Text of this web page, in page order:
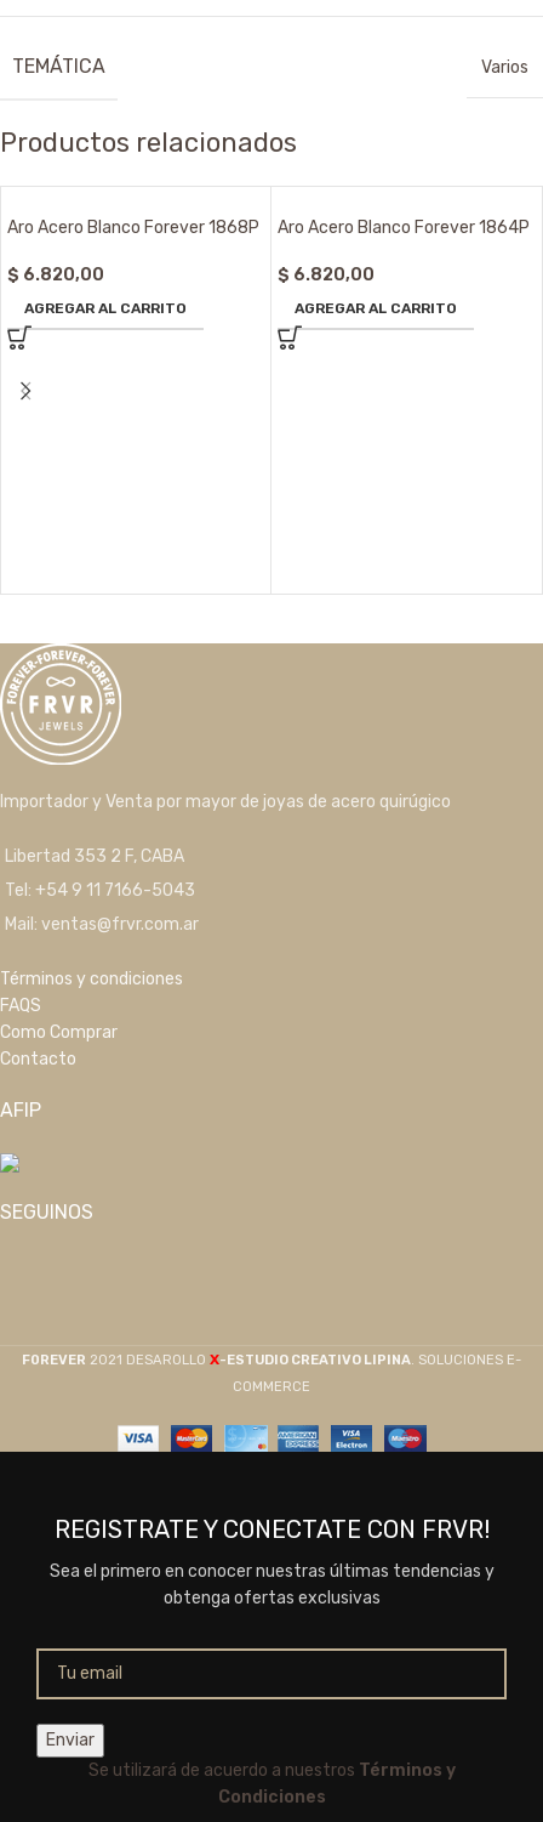
TEMÁTICA Varios
Productos relacionados
Aro Acero Blanco Forever 1868P
$ 6.820,00
AGREGAR AL CARRITO
Aro Acero Blanco Forever 1864P
$ 6.820,00
AGREGAR AL CARRITO
Importador y Venta por mayor de joyas de acero quirúgico
Libertad 353 2 F, CABA
Tel: +54 9 11 7166-5043
Mail: ventas@frvr.com.ar
Términos y condiciones
FAQS
Como Comprar
Contacto
AFIP
SEGUINOS
F0REVER 2021 DESAROLLO X-ESTUDIO CREATIVO LIPINA. SOLUCIONES E-
COMMERCE
REGISTRATE Y CONECTATE CON FRVR!
Sea el primero en conocer nuestras últimas tendencias y
obtenga ofertas exclusivas
Se utilizará de acuerdo a nuestros Términos y
Condiciones